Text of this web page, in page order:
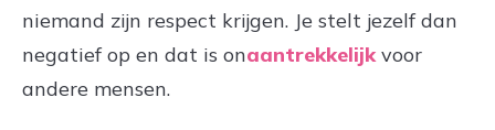
niemand zijn respect krijgen. Je stelt jezelf dan
negatief op en dat is onaantrekkelijk voor
andere mensen.